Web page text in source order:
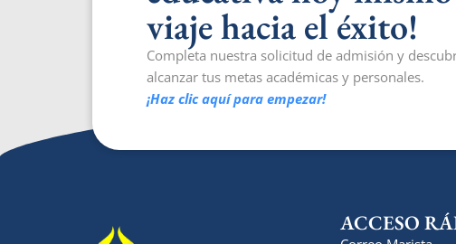
viaje hacia el éxito!
Completa nuestra solicitud de admisión y
alcanzar tus metas académicas y personales.
¡Haz clic aquí para empezar!
ACCESO